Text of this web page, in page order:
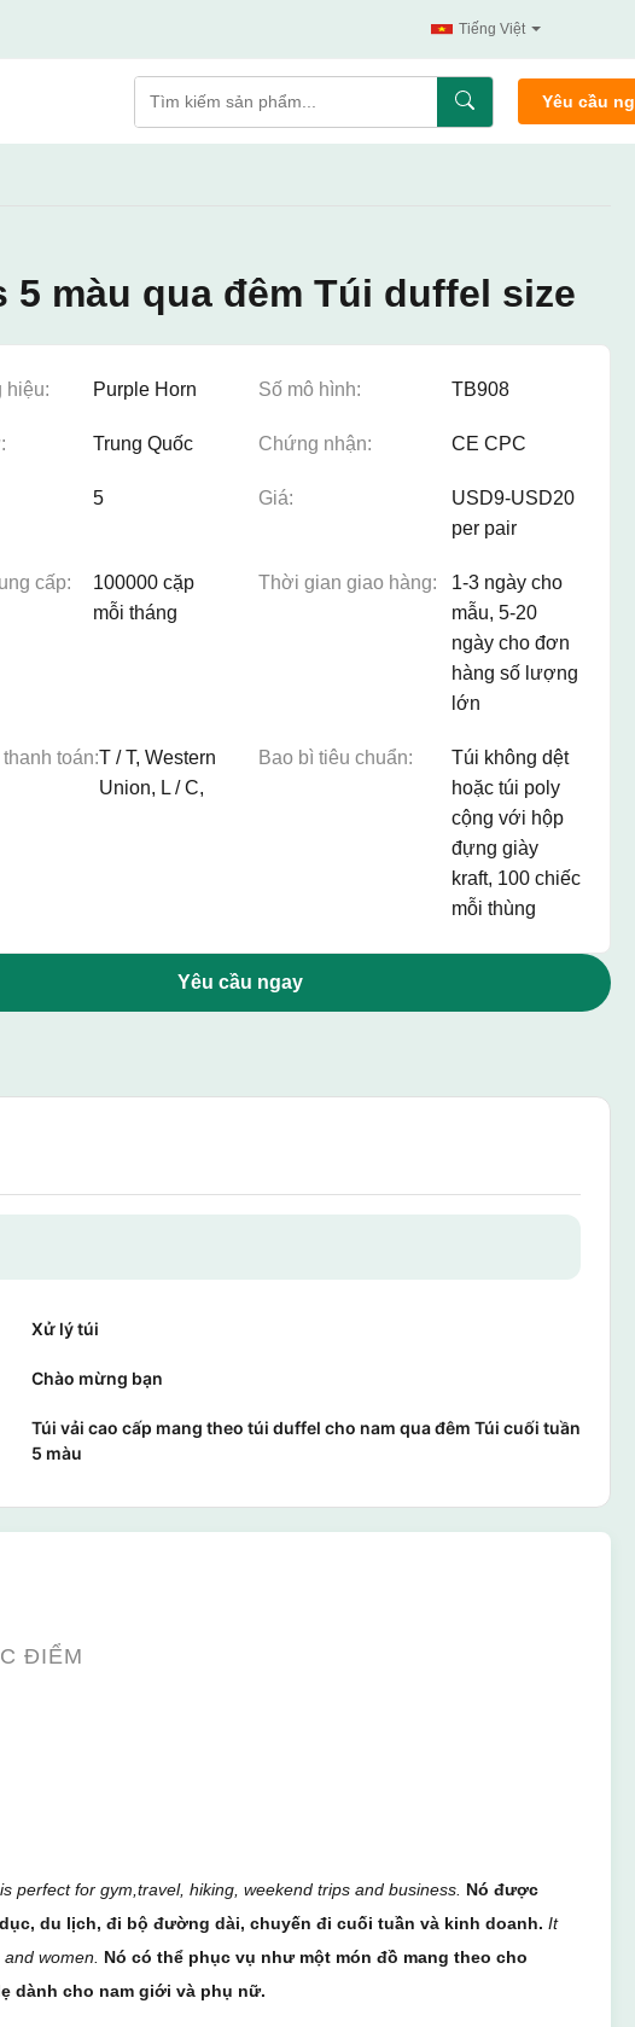
Tiếng Việt
Yêu cầu
5 màu qua đêm Túi duffel size
hiệu: Purple Horn Số mô hình: TB908
Trung Quốc Chứng nhận: CE CPC
5 Giá:
USD9-USD20
per pair
cấp:
100000 cặp
mỗi tháng
Thời gian giao hàng:
1-3 ngày cho
mẫu, 5-20
ngày cho đơn
hàng số lượng
lớn
toán:T / T, Western
Union, L / C,
Bao bì tiêu chuẩn:
Túi không dệt
hoặc túi poly
cộng với hộp
đựng giày
kraft, 100 chiếc
mỗi thùng
Yêu cầu ngay
Xử lý túi
Chào mừng bạn
Túi vải cao cấp mang theo túi duffel cho nam qua đêm Túi cuối tuần
5 màu
ĐIỂM
perfect for gym,travel, hiking, weekend trips and business. Nó được
du lịch, đi bộ đường dài, chuyến đi cuối tuần và kinh doanh. It
women.
Nó có thể phục vụ như một món đồ mang theo cho
dành cho nam giới và phụ nữ.